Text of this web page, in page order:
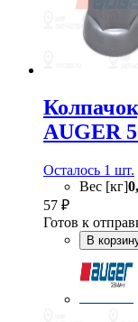
AUGER
Осталось 1 шт.
Вес [кг]
57 ₽
Готов к
В